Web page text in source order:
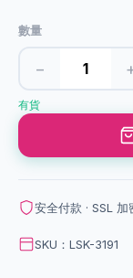
數量
−
有貨
安全付款 · SSL 加
SKU：LSK-3191